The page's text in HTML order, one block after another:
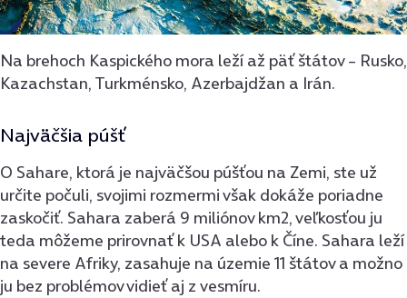
Na brehoch Kaspického mora leží až päť štátov – Rusko,
Kazachstan, Turkménsko, Azerbajdžan a Irán.
Najväčšia púšť
O Sahare, ktorá je najväčšou púšťou na Zemi, ste už
určite počuli, svojimi rozmermi však dokáže poriadne
zaskočiť. Sahara zaberá 9 miliónov km2, veľkosťou ju
teda môžeme prirovnať k USA alebo k Číne. Sahara leží
na severe Afriky, zasahuje na územie 11 štátov a možno
ju bez problémov vidieť aj z vesmíru.